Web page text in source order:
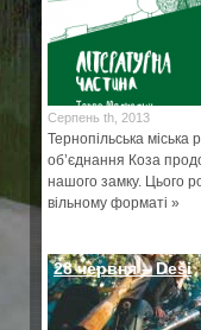
Серпень th, 2013
Тернопільська міська
об’єднання Коза
нашого замку. Цього
вільному форматі »
28 червня – Deši